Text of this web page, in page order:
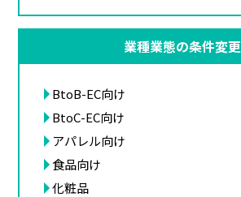
業種業態の条件変更
BtoB-EC向け
BtoC-EC向け
アパレル向け
食品向け
化粧品